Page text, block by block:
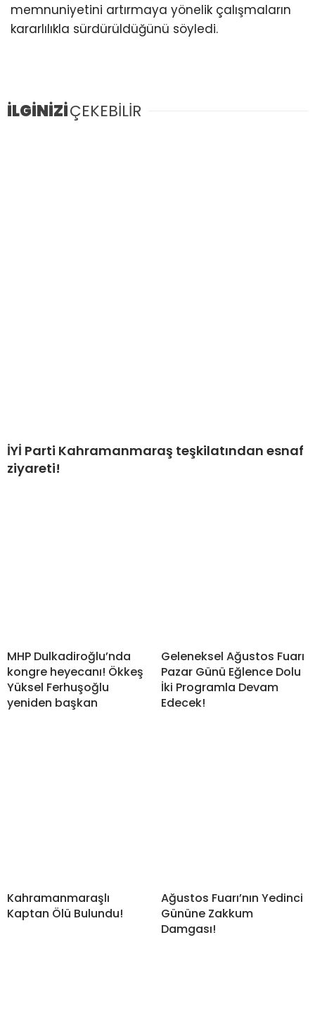
memnuniyetini artırmaya yönelik çalışmaların
kararlılıkla sürdürüldüğünü söyledi.
İLGİNİZİÇEKEBİLİR
İYİ Parti Kahramanmaraş teşkilatından esnaf
ziyareti!
MHP Dulkadiroğlu’nda
kongre heyecanı! Ökkeş
Yüksel Ferhuşoğlu
yeniden başkan
Geleneksel Ağustos Fuarı
Pazar Günü Eğlence Dolu
İki Programla Devam
Edecek!
Kahramanmaraşlı
Kaptan Ölü Bulundu!
Ağustos Fuarı’nın Yedinci
Gününe Zakkum
Damgası!